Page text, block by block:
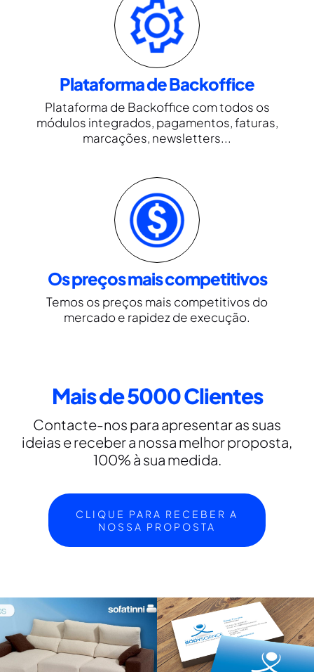
Plataforma de Backoffice
Plataforma de Backoffice com todos os
módulos integrados, pagamentos, faturas,
marcações, newsletters...
Os preços mais competitivos
Temos os preços mais competitivos do
mercado e rapidez de execução.
Mais de 5000 Clientes
Contacte-nos para apresentar as suas
ideias e receber a nossa melhor proposta,
100% à sua medida.
CLIQUE PARA RECEBER A
NOSSA PROPOSTA